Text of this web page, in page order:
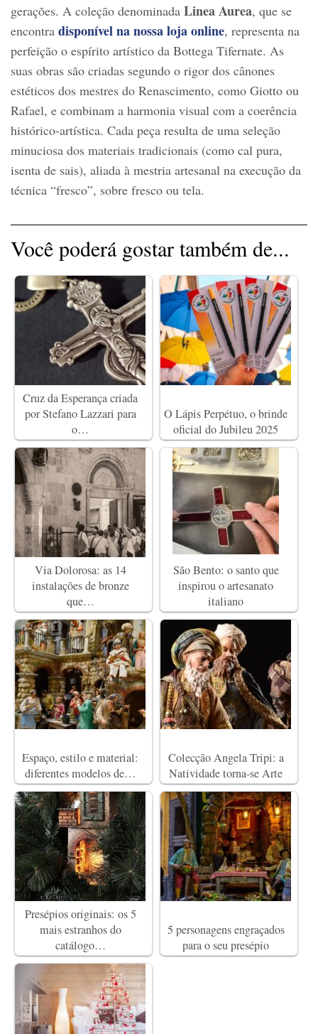
gerações. A coleção denominada Linea Aurea, que se
encontra disponível na nossa loja online, representa na
perfeição o espírito artístico da Bottega Tifernate. As
suas obras são criadas segundo o rigor dos cânones
estéticos dos mestres do Renascimento, como Giotto ou
Rafael, e combinam a harmonia visual com a coerência
histórico-artística. Cada peça resulta de uma seleção
minuciosa dos materiais tradicionais (como cal pura,
isenta de sais), aliada à mestria artesanal na execução da
técnica “fresco”, sobre fresco ou tela.
Você poderá gostar também de...
Cruz da Esperança criada
por Stefano Lazzari para
o…
O Lápis Perpétuo, o brinde
oficial do Jubileu 2025
Via Dolorosa: as 14
instalações de bronze
que…
São Bento: o santo que
inspirou o artesanato
italiano
Espaço, estilo e material:
diferentes modelos de…
Colecção Angela Tripi: a
Natividade torna-se Arte
Presépios originais: os 5
mais estranhos do
catálogo…
5 personagens engraçados
para o seu presépio